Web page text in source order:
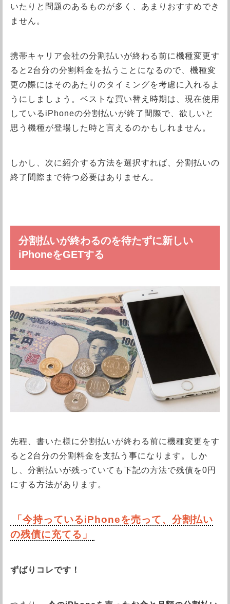
いたりと問題のあるものが多く、あまりおすすめでき
ません。
携帯キャリア会社の分割払いが終わる前に機種変更す
ると2台分の分割料金を払うことになるので、機種変
更の際にはそのあたりのタイミングを考慮に入れるよ
うにしましょう。ベストな買い替え時期は、現在使用
しているiPhoneの分割払いが終了間際で、欲しいと
思う機種が登場した時と言えるのかもしれません。
しかし、次に紹介する方法を選択すれば、分割払いの
終了間際まで待つ必要はありません。
分割払いが終わるのを待たずに新しい
iPhoneをGETする
先程、書いた様に分割払いが終わる前に機種変更をす
ると2台分の分割料金を支払う事になります。しか
し、分割払いが残っていても下記の方法で残債を0円
にする方法があります。
「今持っているiPhoneを売って、分割払い
の残債に充てる」
ずばりコレです！